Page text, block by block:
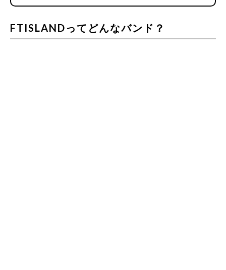
FTISLANDってどんなバンド？